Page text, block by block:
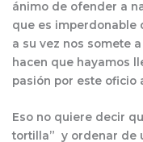
ánimo de ofender a
que es imperdonable
a su vez nos somete
hacen que hayamos
pasión por este oficio
Eso no quiere decir
tortilla” y ordenar de